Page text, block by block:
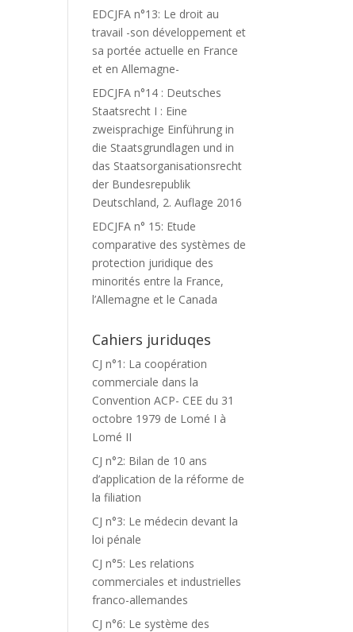
EDCJFA n°13: Le droit au
travail -son développement et
sa portée actuelle en France
et en Allemagne-
EDCJFA n°14 : Deutsches
Staatsrecht I : Eine
zweisprachige Einführung in
die Staatsgrundlagen und in
das Staatsorganisationsrecht
der Bundesrepublik
Deutschland, 2. Auflage 2016
EDCJFA n° 15: Etude
comparative des systèmes de
protection juridique des
minorités entre la France,
l’Allemagne et le Canada
Cahiers juriduqes
CJ n°1: La coopération
commerciale dans la
Convention ACP- CEE du 31
octobre 1979 de Lomé I à
Lomé II
CJ n°2: Bilan de 10 ans
d’application de la réforme de
la filiation
CJ n°3: Le médecin devant la
loi pénale
CJ n°5: Les relations
commerciales et industrielles
franco-allemandes
CJ n°6: Le système des